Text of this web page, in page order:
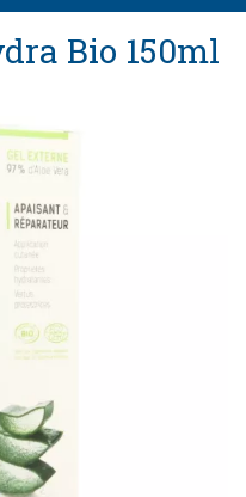
Bio 150ml